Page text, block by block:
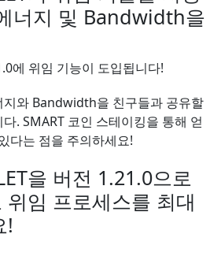
너지 및 Bandwidth을
에 위임 기능이 도입됩니다!
지와 Bandwidth을 친구들과 공유할
. SMART 코인 스테이킹을 통해 얻
다는 점을 주의하세요!
을 버전 1.21.0으로
위임 프로세스를 최대
!